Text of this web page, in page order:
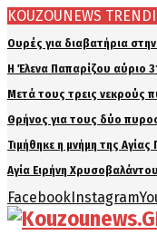
KOUZOUNEWS
Ουρές για διαβατήρια
Η Έλενα Παπαρίζου αύριο
Μετά τους τρεις νεκρούς
Θρήνος για τους δύο
Τιμήθηκε η μνήμη της
Αγία Ειρήνη
FacebookInstagram